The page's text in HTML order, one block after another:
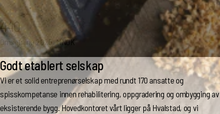
440
Omsetning 2025, MNOK
Godt etablert selskap
Vi er et solid entreprenørselskap med rundt 170 ansatte og
spisskompetanse innen rehabilitering, oppgradering og ombygging av
eksisterende bygg. Hovedkontoret vårt ligger på Hvalstad, og vi